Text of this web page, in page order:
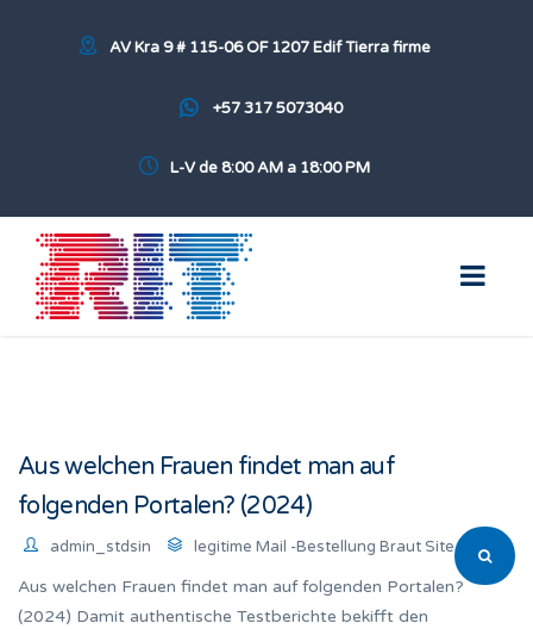
AV Kra 9 # 115-06 OF 1207 Edif Tierra firme
+57 317 5073040
L-V de 8:00 AM a 18:00 PM
Aus welchen Frauen findet man auf
folgenden Portalen? (2024)
admin_stdsin legitime Mail -Bestellung Braut Site
Aus welchen Frauen findet man auf folgenden Portalen?
(2024) Damit authentische Testberichte bekifft den